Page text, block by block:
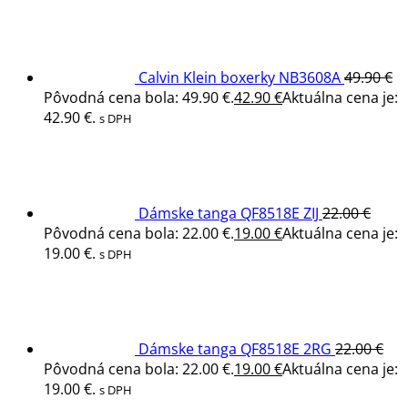
Calvin Klein boxerky NB3608A49.90€
Pôvodná cena bola: 49.90 €.42.90€Aktuálna cena je:
42.90 €. s DPH
Dámske tanga QF8518E ZIJ 22.00€
Pôvodná cena bola: 22.00 €.19.00€Aktuálna cena je:
19.00 €. s DPH
Dámske tanga QF8518E 2RG 22.00€
Pôvodná cena bola: 22.00 €.19.00€Aktuálna cena je:
19.00 €. s DPH